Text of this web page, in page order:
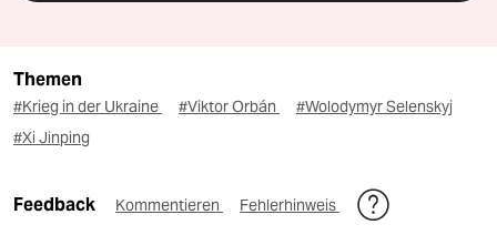
Themen
#Krieg in der Ukraine #Viktor Orbán
#Wolodymyr Selenskyj
#Xi Jinping
Feedback Kommentieren Fehlerhinweis